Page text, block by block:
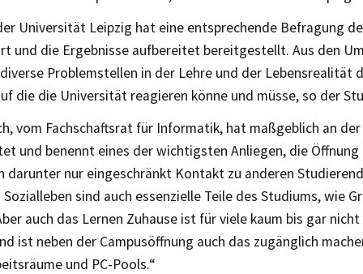
Universität Leipzig hat eine entsprechende Befragung
und die Ergebnisse aufbereitet bereitgestellt. Aus den
Problemstellen in der Lehre und der Lebensrealität
die die Universität reagieren könne und müsse, so der
vom Fachschaftsrat für Informatik, hat maßgeblich an
und benennt eines der wichtigsten Anliegen, die Öffnung
darunter nur eingeschränkt Kontakt zu anderen
sind auch essenzielle Teile des Studiums, wie
auch das Lernen Zuhause ist für viele kaum bis gar
ist neben der Campusöffnung auch das zugänglich
und PC-Pools.“